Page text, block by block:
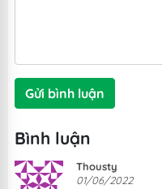
Gửi bình luận
Bình luận
Thousty
01/06/2022